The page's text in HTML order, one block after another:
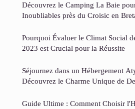
Découvrez le Camping La Baie
Inoubliables près du Croisic en
Pourquoi Évaluer le Climat Social
2023 est Crucial pour la Réussite
Séjournez dans un Hébergement
Découvrez le Charme Unique de
Guide Ultime : Comment Choisir